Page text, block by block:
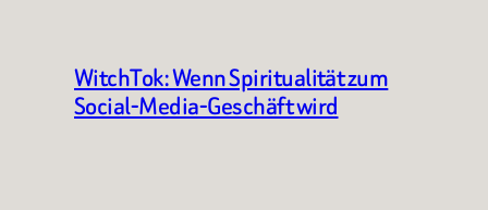
WitchTok: Wenn Spiritualität zum
Social-Media-Geschäft wird